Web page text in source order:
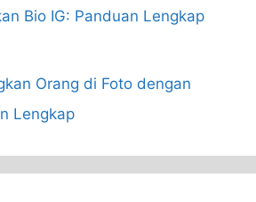
Bio IG: Panduan Lengkap
Orang di Foto dengan
Lengkap